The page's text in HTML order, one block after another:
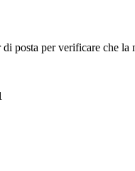
posta per verificare che